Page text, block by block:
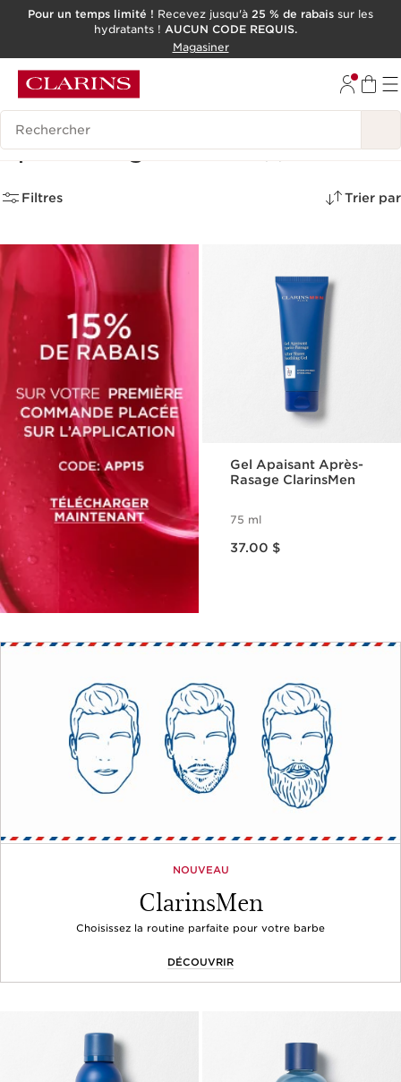
ALLER AU CONTENU
OUTIL D'ACCESSIBILITÉ
Pour un temps limité ! Recevez jusqu'à 25 % de rabais sur les
hydratants ! AUCUN CODE REQUIS.
Magasiner
Historique des recherches
Après Rasage Homme (3)
Filtres Trier par
Gel Apaisant Après-
Rasage ClarinsMen
75 ml
37.00 $
NOUVEAU
ClarinsMen
Choisissez la routine parfaite pour votre barbe
DÉCOUVRIR
Pour un rasage précis
Découvrez la collection ClarinsMen